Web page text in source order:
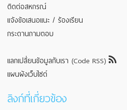
ติดต่อสหกรณ์
แจ้งข้อเสนอแนะ / ร้องเรียน
กระดานถามตอบ
แลกเปลี่ยนข้อมูลกับเรา (Code RSS)
แผนผังเว็บไซต์
ลิงก์ที่เกี่ยวข้อง